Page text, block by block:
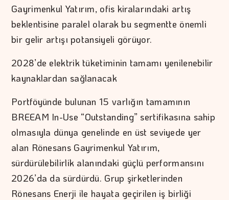
Gayrimenkul Yatırım, ofis kiralarındaki artış
beklentisine paralel olarak bu segmentte önemli
bir gelir artışı potansiyeli görüyor.
2028’de elektrik tüketiminin tamamı yenilenebilir
kaynaklardan sağlanacak
Portföyünde bulunan 15 varlığın tamamının
BREEAM In-Use “Outstanding” sertifikasına sahip
olmasıyla dünya genelinde en üst seviyede yer
alan Rönesans Gayrimenkul Yatırım,
sürdürülebilirlik alanındaki güçlü performansını
2026’da da sürdürdü. Grup şirketlerinden
Rönesans Enerji ile hayata geçirilen iş birliği